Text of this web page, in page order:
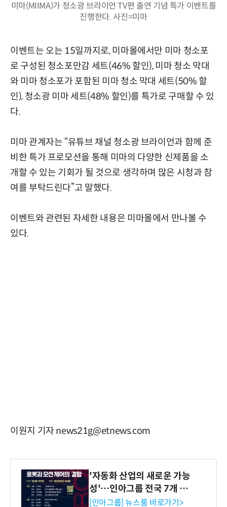
미마(MIIMA)가 청소광 브라이언 TV편 출연 기념 특가 이벤트를
진행한다. 사진=미마
이벤트는 오는 15일까지로, 미마몰에서만 미마 청소포
로 구성된 청소포만감 세트(46% 할인), 미마 청소 막대
와 미마 청소포가 포함된 미마 청소 막대 세트(50% 할
인), 청소광 미마 세트(48% 할인)를 특가로 구매할 수 있
다.
미마 관계자는 “유튜브 채널 청소광 브라이언과 함께 준
비한 특가 프로모션을 통해 미마의 다양한 신제품을 소
개할 수 있는 기회가 될 것으로 생각하며 많은 시청과 참
여를 부탁드린다”고 말했다.
이벤트와 관련된 자세한 내용은 미마몰에서 만나볼 수
있다.
이원지 기자 news21g@etnews.com
'자동화 산업의 새로운 가능
성'…인아그룹 전국 7개 도
시 세미나 페어 개최
[인아그룹] 뉴스룸 바로가기>